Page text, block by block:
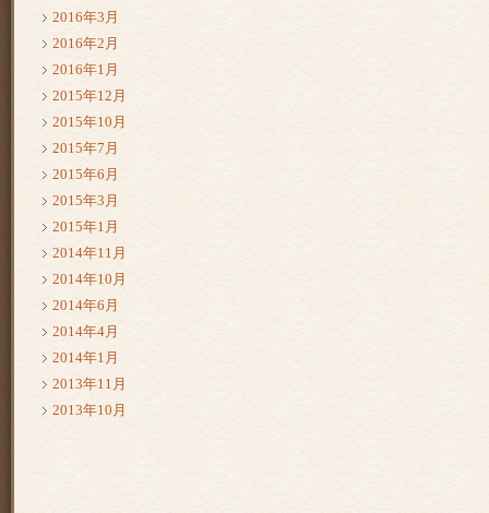
2016年3月
2016年2月
2016年1月
2015年12月
2015年10月
2015年7月
2015年6月
2015年3月
2015年1月
2014年11月
2014年10月
2014年6月
2014年4月
2014年1月
2013年11月
2013年10月